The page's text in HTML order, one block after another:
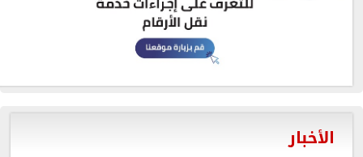
الأخبار